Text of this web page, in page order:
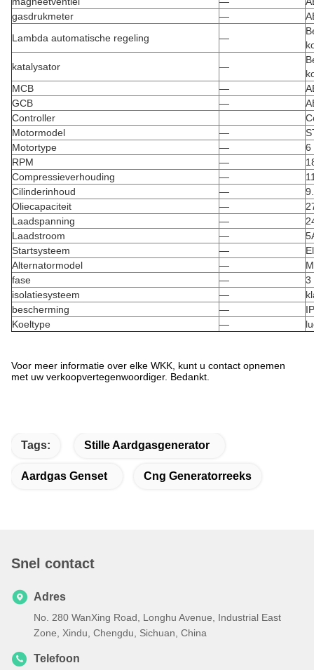
gasdrukmeter
—
Lambda automatische regeling
—
katalysator
—
MCB
—
GCB
—
Controller
Motormodel
—
Motortype
—
6
RPM
—
Compressieverhouding
—
Cilinderinhoud
—
Oliecapaciteit
—
Laadspanning
—
Laadstroom
—
Startsysteem
—
Alternatormodel
—
fase
—
3
isolatiesysteem
—
bescherming
—
Koeltype
—
Voor meer informatie over elke WKK, kunt u contact opnemen
met uw verkoopvertegenwoordiger. Bedankt.
Tags: Stille Aardgasgenerator
Aardgas Genset Cng Generatorreeks
Snel contact
Adres
No. 280 WanXing Road, Longhu Avenue, Industrial East
Zone, Xindu, Chengdu, Sichuan, China
Telefoon